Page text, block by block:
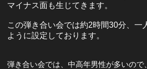
マイナス面も生じてきます。
この弾き合い会では約2時間30分、一
ように設定しております。
弾き合い会では、中高年男性が多いので、